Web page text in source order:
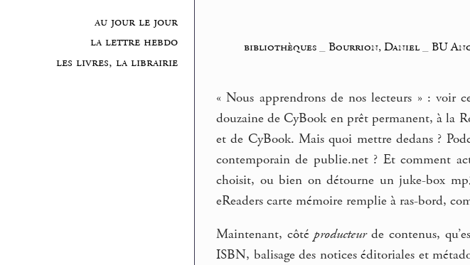
au jour le jour
la lettre hebdo
les livres, la librairie
bibliothèques _Bourrion, Daniel _BU
« Nous apprendrons de nos lecteurs » : voir
douzaine de CyBook en prêt permanent, à la
et de CyBook. Mais quoi mettre dedans ?
contemporain de publie.net ? Et comment
choisit, ou bien on détourne un juke-box
eReaders carte mémoire remplie à ras-bord,
Maintenant, côtéproducteurde contenus,
ISBN, balisage des notices éditoriales et